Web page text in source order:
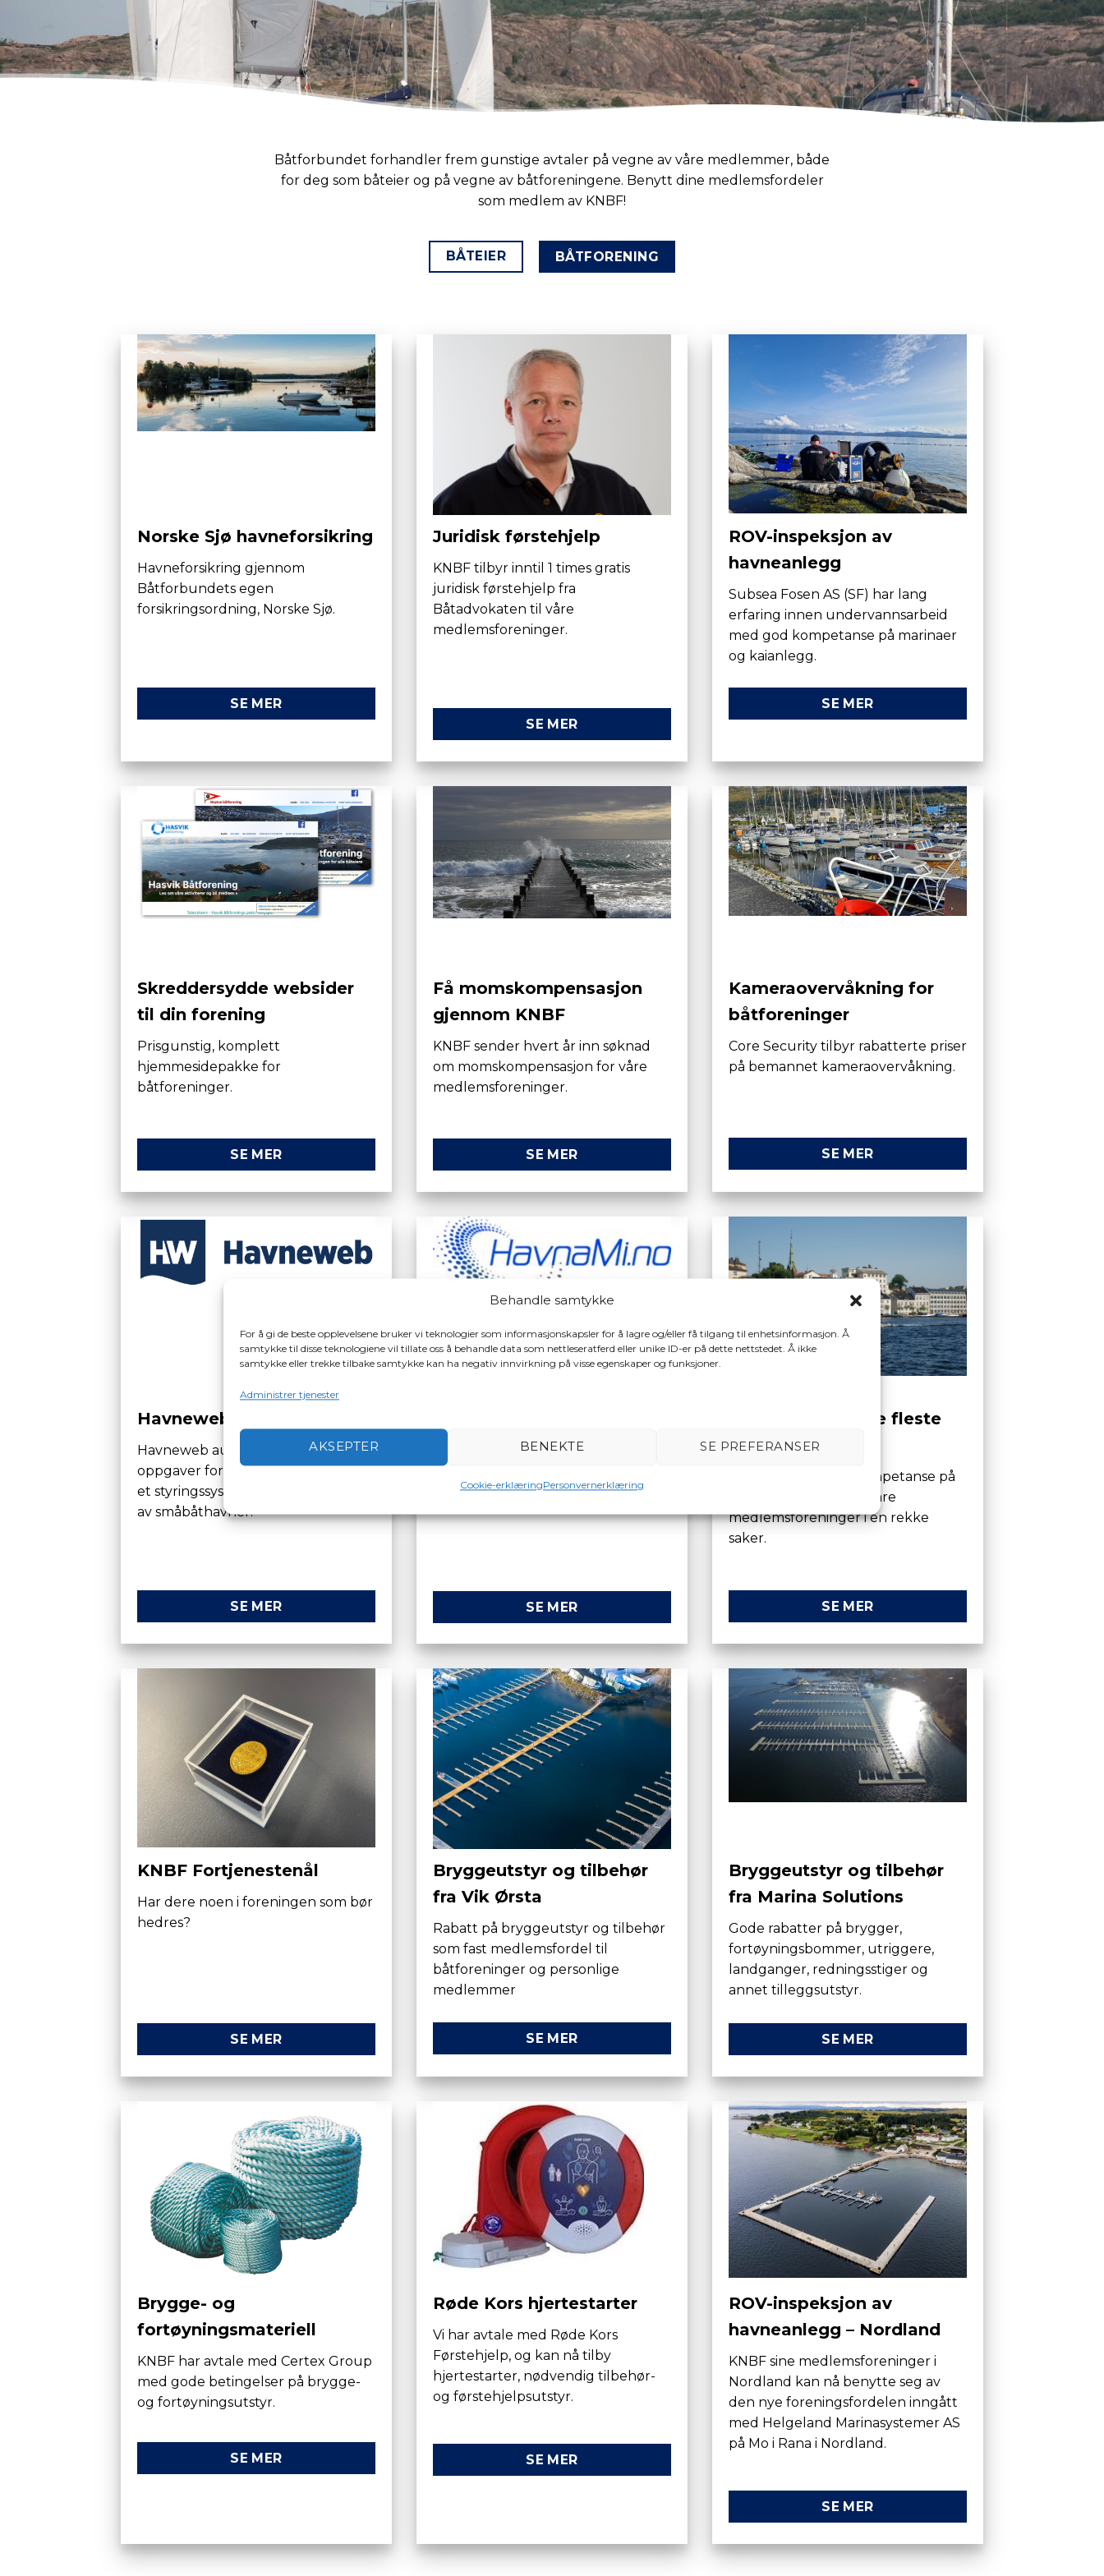
Behandle samtykke
For å gi de beste opplevelsene bruker vi teknologier som informasjonskapsler for å lagre og/eller få tilgang til enhetsinformasjon. Å
samtykke til disse teknologiene vil tillate oss å behandle data som nettleseratferd eller unike ID-er på dette nettstedet. Å ikke
samtykke eller trekke tilbake samtykke kan ha negativ innvirkning på visse egenskaper og funksjoner.
Administrer tjenester
AKSEPTER BENEKTE SE PREFERANSER
Cookie-erklæringPersonvernerklæring
Båtforbundet forhandler frem gunstige avtaler på vegne av våre medlemmer, både
for deg som båteier og på vegne av båtforeningene. Benytt dine medlemsfordeler
som medlem av KNBF!
BÅTEIER BÅTFORENING
Norske Sjø havneforsikring
Havneforsikring gjennom
Båtforbundets egen
forsikringsordning, Norske Sjø.
SE MER
Juridisk førstehjelp
KNBF tilbyr inntil 1 times gratis
juridisk førstehjelp fra
Båtadvokaten til våre
medlemsforeninger.
SE MER
ROV-inspeksjon av
havneanlegg
Subsea Fosen AS (SF) har lang
erfaring innen undervannsarbeid
med god kompetanse på marinaer
og kaianlegg.
SE MER
Skreddersydde websider
til din forening
Prisgunstig, komplett
hjemmesidepakke for
båtforeninger.
SE MER
Få momskompensasjon
gjennom KNBF
KNBF sender hvert år inn søknad
om momskompensasjon for våre
medlemsforeninger.
SE MER
Kameraovervåkning for
båtforeninger
Core Security tilbyr rabatterte priser
på bemannet kameraovervåkning.
SE MER
Havneweb
Havneweb automatiserer mange
oppgaver for båtforeningene, og er
et styringssystem for administrasjon
av småbåthavner.
SE MER
Komplett, visuelt toveis
administrasjonssystem for
båthavner.
SE MER
Råd og støtte i de fleste
saker
KNBF besitter spisskompetanse på
mange felt, og bistår våre
medlemsforeninger i en rekke
saker.
SE MER
KNBF Fortjenestenål
Har dere noen i foreningen som bør
hedres?
SE MER
Bryggeutstyr og tilbehør
fra Vik Ørsta
Rabatt på bryggeutstyr og tilbehør
som fast medlemsfordel til
båtforeninger og personlige
medlemmer
SE MER
Bryggeutstyr og tilbehør
fra Marina Solutions
Gode rabatter på brygger,
fortøyningsbommer, utriggere,
landganger, redningsstiger og
annet tilleggsutstyr.
SE MER
Brygge- og
fortøyningsmateriell
KNBF har avtale med Certex Group
med gode betingelser på brygge-
og fortøyningsutstyr.
SE MER
Røde Kors hjertestarter
Vi har avtale med Røde Kors
Førstehjelp, og kan nå tilby
hjertestarter, nødvendig tilbehør-
og førstehjelpsutstyr.
SE MER
ROV-inspeksjon av
havneanlegg – Nordland
KNBF sine medlemsforeninger i
Nordland kan nå benytte seg av
den nye foreningsfordelen inngått
med Helgeland Marinasystemer AS
på Mo i Rana i Nordland.
SE MER